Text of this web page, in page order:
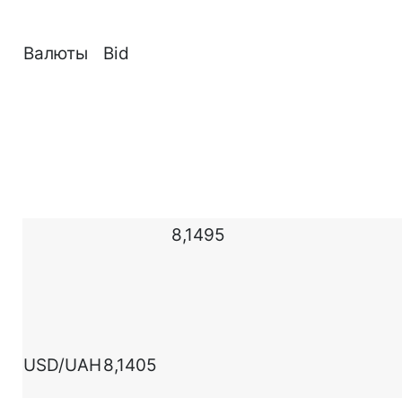
Валюты Bid
USD/UAH8,1405
8,1495